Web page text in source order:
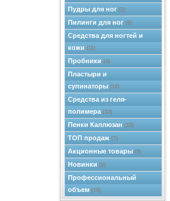
Пудры для ног (2)
Пилинги для ног (6)
Средства для ногтей и
кожи (11)
Пробники (4)
Пластыри и
супинаторы (18)
Средства из геля-
полимера (33)
Пенки Каллюзан (15)
ТОП продаж (7)
Акционные товары (9)
Новинки (5)
Профессиональный
объем (18)